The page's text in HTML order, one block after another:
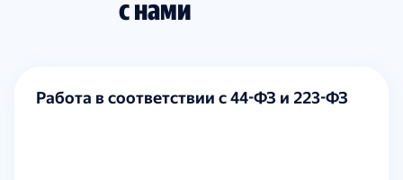
с нами
Работа в соответствии с 44-ФЗ и 223-ФЗ